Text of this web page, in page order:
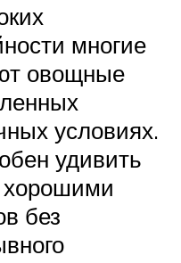
многие
овощные
условиях.
удивить
хорошими
без